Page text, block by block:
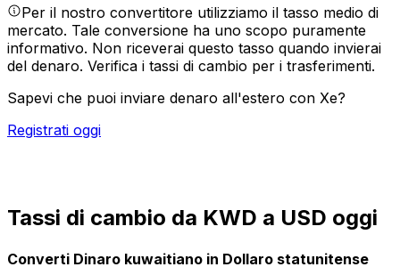
Per il nostro convertitore utilizziamo il tasso medio di
mercato. Tale conversione ha uno scopo puramente
informativo. Non riceverai questo tasso quando invierai
del denaro. Verifica i tassi di cambio per i trasferimenti.
Sapevi che puoi inviare denaro all'estero con Xe?
Registrati oggi
Tassi di cambio da KWD a USD oggi
Converti Dinaro kuwaitiano in Dollaro statunitense